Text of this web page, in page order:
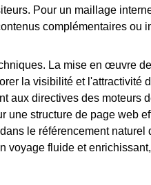
Pour un maillage
complémentaires ou
La mise en œuvre
la visibilité et l'attractivité
aux directives des moteurs
une structure de page web
le référencement naturel
voyage fluide et